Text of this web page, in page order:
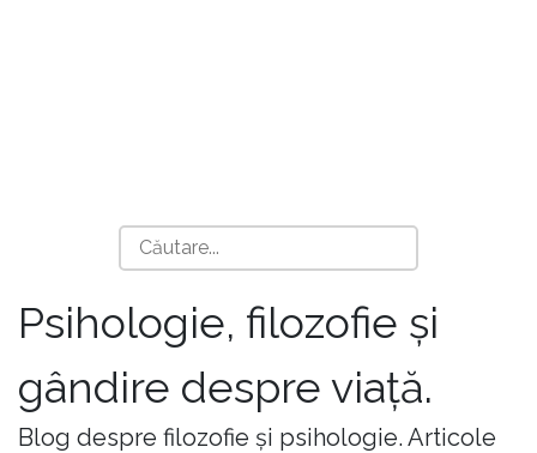
Psihologie, filozofie și
gândire despre viață.
Blog despre filozofie și psihologie. Articole